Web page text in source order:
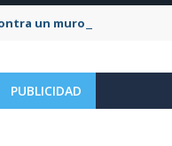
un muro en Ezcaray
PUBLICIDAD